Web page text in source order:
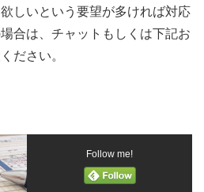
しいという要望が多ければ対応
合は、チャットもしくは下記お
ださい。
Follow me!